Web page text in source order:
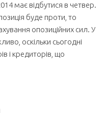
має відбутися в четвер.
буде проти, то
опози­ційних сил. У
оскільки сьогодні
і кредиторів, що